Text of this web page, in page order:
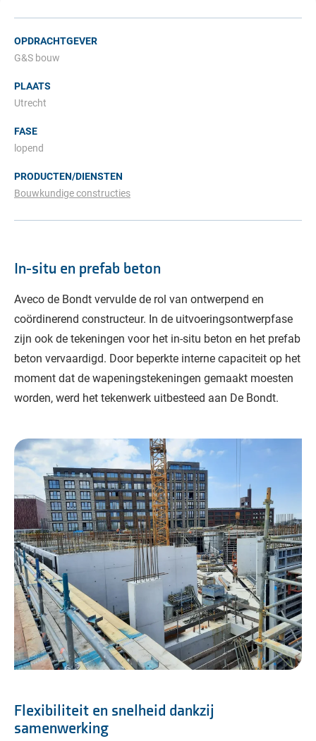
OPDRACHTGEVER
G&S bouw
PLAATS
Utrecht
FASE
lopend
PRODUCTEN/DIENSTEN
Bouwkundige constructies
In-situ en prefab beton
Aveco de Bondt vervulde de rol van ontwerpend en
coördinerend constructeur. In de uitvoeringsontwerpfase
zijn ook de tekeningen voor het in-situ beton en het prefab
beton vervaardigd. Door beperkte interne capaciteit op het
moment dat de wapeningstekeningen gemaakt moesten
worden, werd het tekenwerk uitbesteed aan De Bondt.
Flexibiliteit en snelheid dankzij
samenwerking